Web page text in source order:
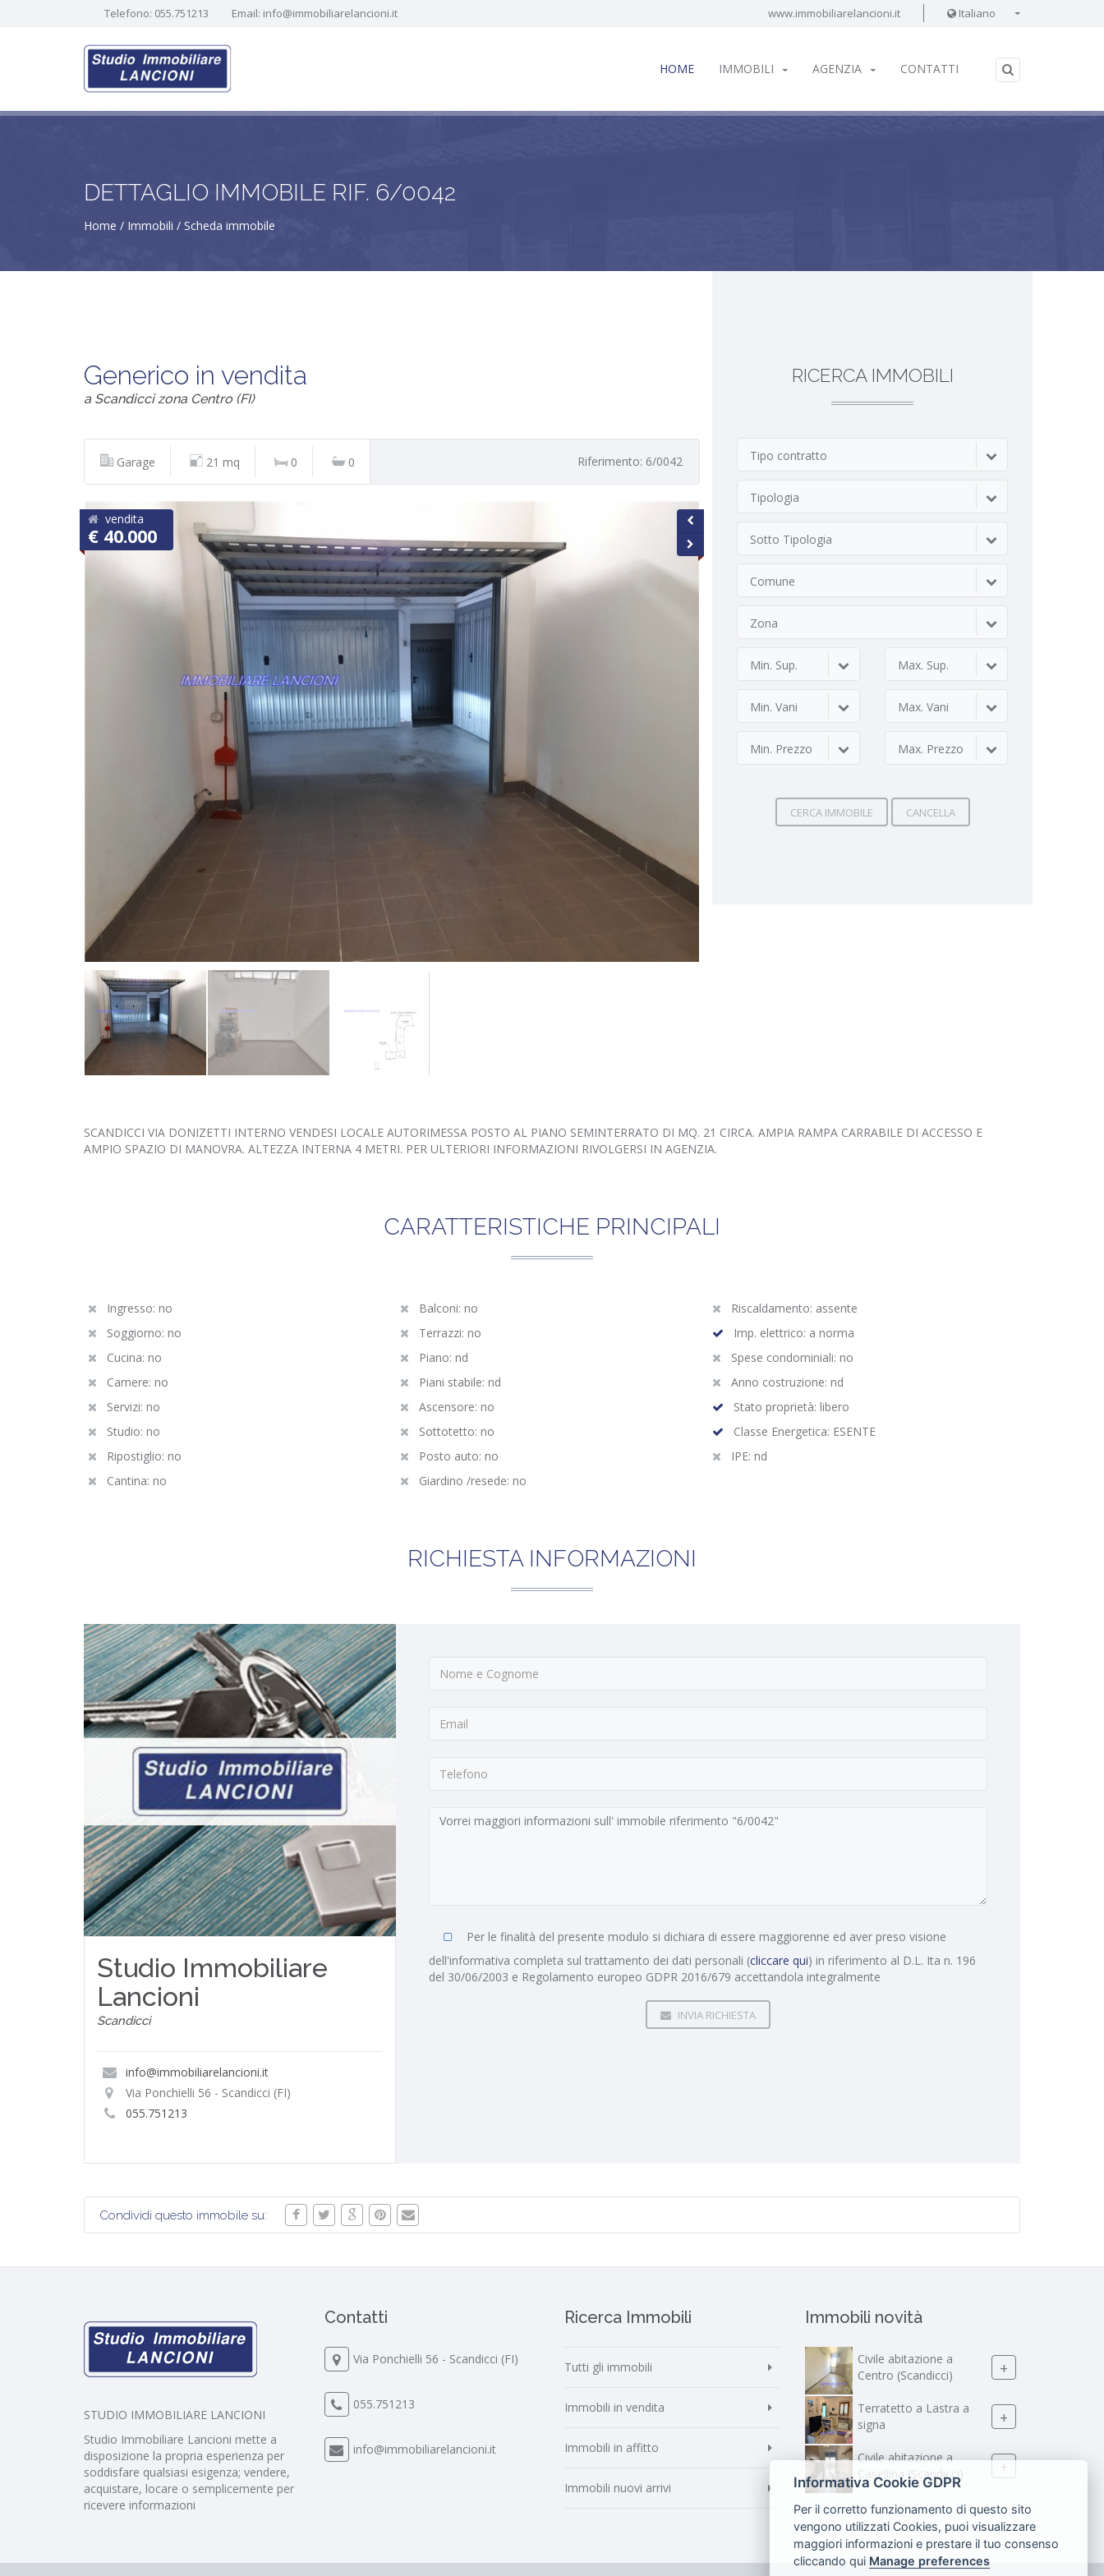
Telefono: 055.751213 Email: info@immobiliarelancioni.it www.immobiliarelancioni.it Italiano
HOME IMMOBILI AGENZIA CONTATTI
DETTAGLIO IMMOBILE RIF. 6/0042
Home Immobili Scheda immobile
Generico in vendita
a Scandicci zona Centro (FI)
Garage 21 mq 0 0 Riferimento: 6/0042
vendita
€ 40.000
RICERCA IMMOBILI
Tipo contratto
Tipologia
Sotto Tipologia
Comune
Zona
Min. Sup. Max. Sup.
Min. Vani Max. Vani
Min. Prezzo Max. Prezzo
CERCA IMMOBILE CANCELLA
SCANDICCI VIA DONIZETTI INTERNO VENDESI LOCALE AUTORIMESSA POSTO AL PIANO SEMINTERRATO DI MQ. 21 CIRCA. AMPIA RAMPA CARRABILE DI ACCESSO E
AMPIO SPAZIO DI MANOVRA. ALTEZZA INTERNA 4 METRI. PER ULTERIORI INFORMAZIONI RIVOLGERSI IN AGENZIA.
CARATTERISTICHE PRINCIPALI
Ingresso: no
Soggiorno: no
Cucina: no
Camere: no
Servizi: no
Studio: no
Ripostiglio: no
Cantina: no
Balconi: no
Terrazzi: no
Piano: nd
Piani stabile: nd
Ascensore: no
Sottotetto: no
Posto auto: no
Giardino /resede: no
Riscaldamento: assente
Imp. elettrico: a norma
Spese condominiali: no
Anno costruzione: nd
Stato proprietà: libero
Classe Energetica: ESENTE
IPE: nd
RICHIESTA INFORMAZIONI
Studio Immobiliare
Lancioni
Scandicci
info@immobiliarelancioni.it
Via Ponchielli 56 - Scandicci (FI)
055.751213
Per le finalità del presente modulo si dichiara di essere maggiorenne ed aver preso visione
dell'informativa completa sul trattamento dei dati personali (cliccare qui) in riferimento al D.L. Ita n. 196
del 30/06/2003 e Regolamento europeo GDPR 2016/679 accettandola integralmente
INVIA RICHIESTA
Condividi questo immobile su:
STUDIO IMMOBILIARE LANCIONI
Studio Immobiliare Lancioni mette a
disposizione la propria esperienza per
soddisfare qualsiasi esigenza; vendere,
acquistare, locare o semplicemente per
ricevere informazioni
Contatti
Via Ponchielli 56 - Scandicci (FI)
055.751213
info@immobiliarelancioni.it
Ricerca Immobili
Tutti gli immobili
Immobili in vendita
Immobili in affitto
Immobili nuovi arrivi
Immobili novità
Civile abitazione a
Centro (Scandicci)
+
Terratetto a Lastra a
signa
+
Civile abitazione a
Casellina (Scandicci)
+
Informativa Cookie GDPR
Per il corretto funzionamento di questo sito
vengono utilizzati Cookies, puoi visualizzare
maggiori informazioni e prestare il tuo consenso
cliccando qui Manage preferences